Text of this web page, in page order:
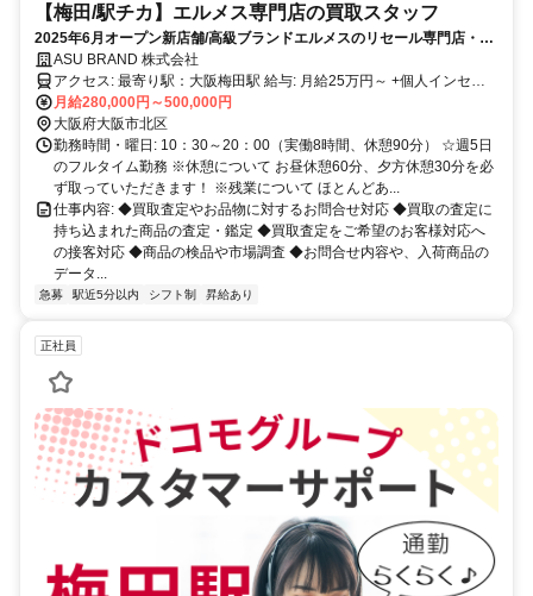
【梅田/駅チカ】エルメス専門店の買取スタッフ
2025年6月オープン新店舗/高級ブランドエルメスのリセール専門店・高
収入・残業基本なし/語学スキルを活かす！
ASU BRAND 株式会社
アクセス: 最寄り駅：大阪梅田駅 給与: 月給25万円～ +個人インセン
ティブ+賞与年2回 ※月20時間の残業を超える場合は残業代を全額支
給します ＜月収例＞ 月給25万円＋個人インセンティブ＝月給31万円
＜年収例＞ 月給31万円+賞与2回＝年収447万円 ※実際の給与は個人
インセンティブに応じて変動する場合がございます。 ※経験や能力
に合わせて考慮いたします。 ◆売上に応じた個人インセンティブ
（達成率に応じて変動） ◆通勤交通費全額支給 ◆超過分残業代全額
支給
月給280,000円～500,000円
大阪府大阪市北区
勤務時間・曜日: 10：30～20：00（実働8時間、休憩90分） ☆週5日
のフルタイム勤務 ※休憩について お昼休憩60分、夕方休憩30分を必
ず取っていただきます！ ※残業について ほとんどあ...
仕事内容: ◆買取査定やお品物に対するお問合せ対応 ◆買取の査定に
持ち込まれた商品の査定・鑑定 ◆買取査定をご希望のお客様対応へ
の接客対応 ◆商品の検品や市場調査 ◆お問合せ内容や、入荷商品の
データ...
急募 駅近5分以内 シフト制 昇給あり
正社員